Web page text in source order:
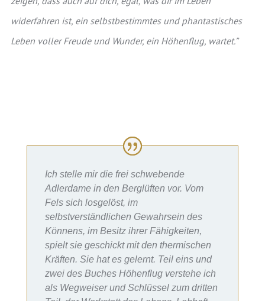
widerfahren ist, ein selbstbestimmtes und phantastisches
Leben voller Freude und Wunder, ein Höhenflug, wartet.”
Ich stelle mir die frei schwebende
Adlerdame in den Berglüften vor. Vom
Fels sich losgelöst, im
selbstverständlichen Gewahrsein des
Könnens, im Besitz ihrer Fähigkeiten,
spielt sie geschickt mit den thermischen
Kräften. Sie hat es gelernt. Teil eins und
zwei des Buches Höhenflug verstehe ich
als Wegweiser und Schlüssel zum dritten